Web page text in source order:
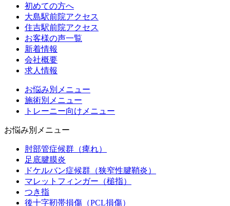
初めての方へ
大島駅前院アクセス
住吉駅前院アクセス
お客様の声一覧
新着情報
会社概要
求人情報
お悩み別メニュー
施術別メニュー
トレーニー向けメニュー
お悩み別メニュー
肘部管症候群（痺れ）
足底腱膜炎
ドケルバン症候群（狭窄性腱鞘炎）
マレットフィンガー（槌指）
つき指
後十字靭帯損傷（PCL損傷）